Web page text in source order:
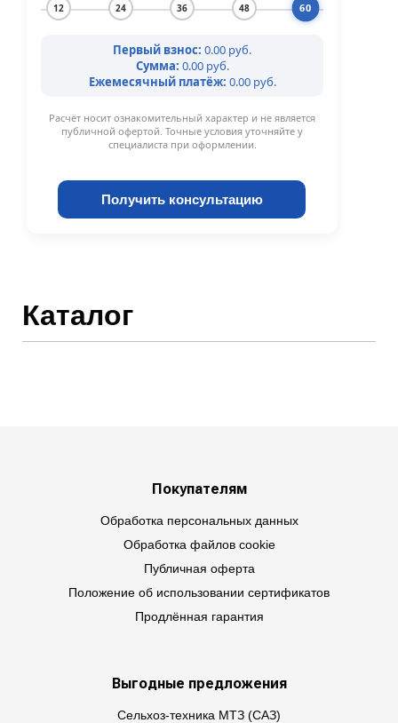
Получить консультацию
12 24 36 48 60
Первый взнос: 0.00 руб.
Сумма: 0.00 руб.
Ежемесячный платёж: 0.00 руб.
Расчёт носит ознакомительный характер и не является
публичной офертой. Точные условия уточняйте у
специалиста при оформлении.
Каталог
Покупателям
Обработка персональных данных
Обработка файлов cookie
Публичная оферта
Положение об использовании сертификатов
Продлённая гарантия
Выгодные предложения
Сельхоз-техника МТЗ (САЗ)